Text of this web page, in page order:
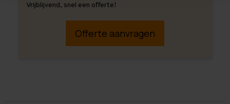
Vrijblijvend, snel een offerte!
Offerte aanvragen